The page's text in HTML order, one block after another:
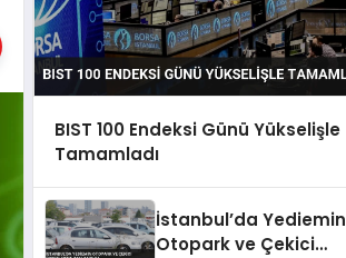
BIST 100 Endeksi Günü Yükselişle
Tamamladı
İstanbul’da Yediemin
Otopark ve Çekici